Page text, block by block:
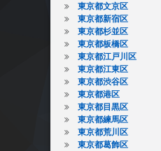
東京都文京区
東京都新宿区
東京都杉並区
東京都板橋区
東京都江戸川区
東京都江東区
東京都渋谷区
東京都港区
東京都目黒区
東京都練馬区
東京都荒川区
東京都葛飾区